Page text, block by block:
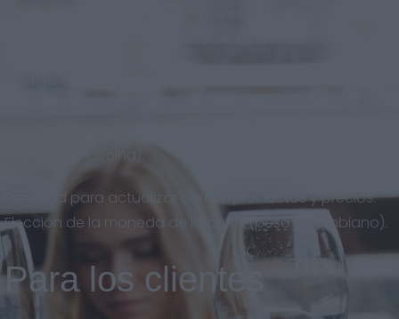
(apertura y cocina).
Facilidad para actualizar cartas, productos y precios.
Elección de la moneda de la carta (peso colombiano).
Para los clientes